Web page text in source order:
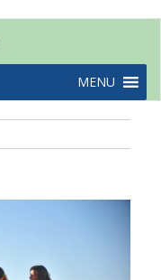
MENU